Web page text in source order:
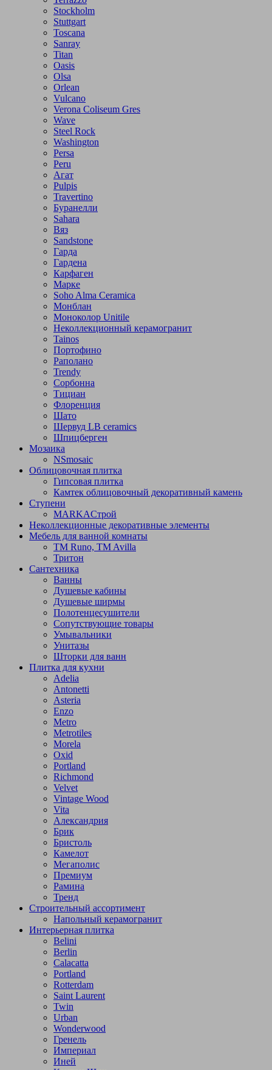
Stockholm
Stuttgart
Toscana
Sanray
Titan
Oasis
Olsa
Orlean
Vulcano
Verona Coliseum Gres
Wave
Steel Rock
Washington
Persa
Peru
Агат
Pulpis
Travertino
Буранелли
Sahara
Вяз
Sandstone
Гарда
Гардена
Карфаген
Марке
Soho Alma Ceramica
Монблан
Моноколор Unitile
Неколлекционный керамогранит
Tainos
Портофино
Раполано
Trendy
Сорбонна
Тициан
Флоренция
Шато
Шервуд LB ceramics
Шпицберген
Мозаика
NSmosaic
Облицовочная плитка
Гипсовая плитка
Камтек облицовочный декоративный камень
Ступени
МARKAСтрой
Неколлекционные декоративные элементы
Мебель для ванной комнаты
TM Runo, TM Avilla
Тритон
Сантехника
Ванны
Душевые кабины
Душевые ширмы
Полотенцесушители
Сопутствующие товары
Умывальники
Унитазы
Шторки для ванн
Плитка для кухни
Adelia
Antonetti
Asteria
Enzo
Metro
Metrotiles
Morela
Oxid
Portland
Richmond
Velvet
Vintage Wood
Vita
Александрия
Брик
Бристоль
Камелот
Мегаполис
Премиум
Рамина
Тренд
Строительный ассортимент
Напольный керамогранит
Интерьерная плитка
Belini
Berlin
Calacatta
Portland
Rotterdam
Saint Laurent
Twin
Urban
Wonderwood
Гренель
Империал
Иней